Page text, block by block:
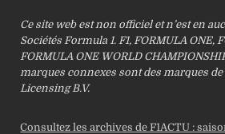
Ce site web est non officiel et n’est en
Sociétés Formula 1. F1, FORMULA ONE,
FORMULA ONE WORLD
marques connexes sont des marques
Licensing B.V.
Consultez les archives de F1ACTU :